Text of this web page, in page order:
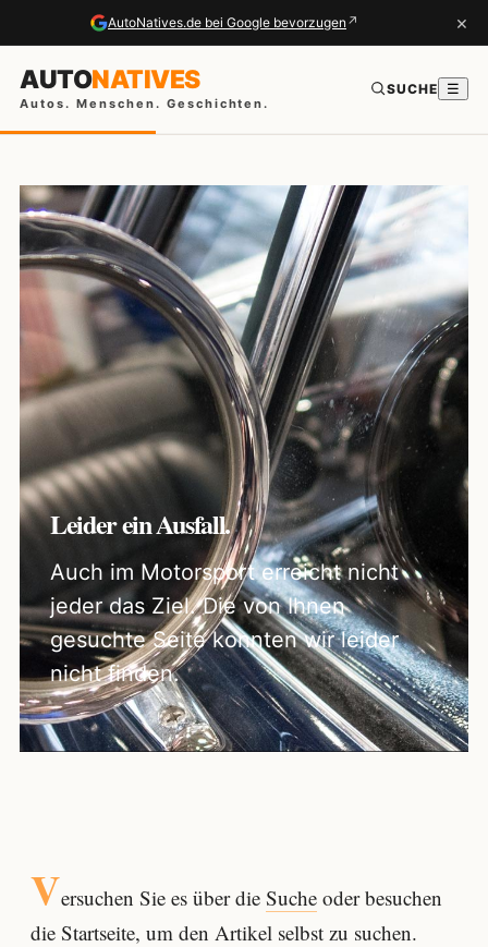
AutoNatives.de bei Google bevorzugen ↗ ×
AUTONATIVES
Autos. Menschen. Geschichten.
SUCHE ☰
Leider ein Ausfall.
Auch im Motorsport erreicht nicht
jeder das Ziel. Die von Ihnen
gesuchte Seite konnten wir leider
nicht finden.
Versuchen Sie es über die Sucheoder besuchen
die Startseite, um den Artikel selbst zu suchen.